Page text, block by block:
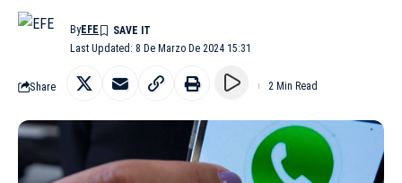
Last Updated: 8 De Marzo De 2024 15:31
ByEFE
Share 2 Min Read